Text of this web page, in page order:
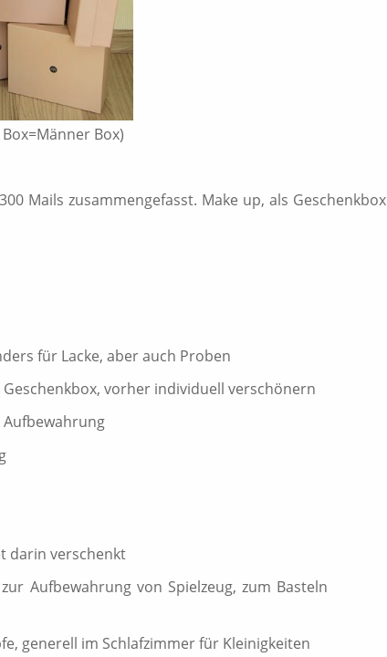
Box)
Mails zusammengefasst. Make up, als Geschenkbox
für Lacke, aber auch Proben
vorher individuell verschönern
darin verschenkt
Aufbewahrung von Spielzeug, zum Basteln
generell im Schlafzimmer für Kleinigkeiten